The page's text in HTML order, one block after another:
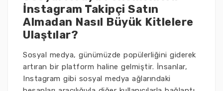
İnstagram Takipçi Satın
Almadan Nasıl Büyük Kitlelere
Ulaştılar?
Sosyal medya, günümüzde popülerliğini giderek
artıran bir platform haline gelmiştir. İnsanlar,
Instagram gibi sosyal medya ağlarındaki